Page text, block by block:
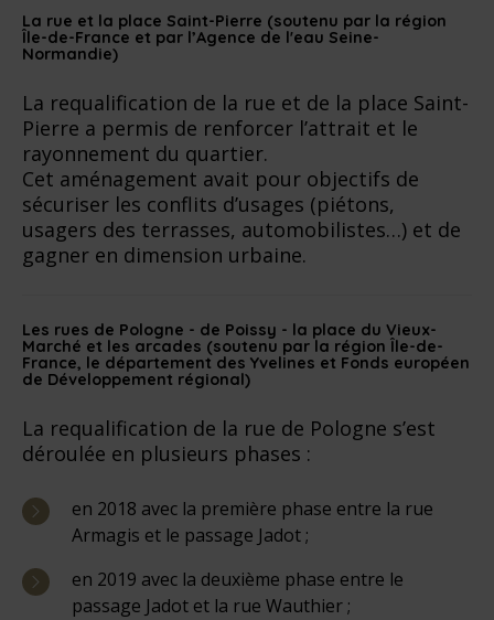
La rue et la place Saint-Pierre (soutenu par la région
Île-de-France et par l’Agence de l'eau Seine-
Normandie)
La requalification de la rue et de la place Saint-
Pierre a permis de renforcer l’attrait et le
rayonnement du quartier.
Cet aménagement avait pour objectifs de
sécuriser les conflits d’usages (piétons,
usagers des terrasses, automobilistes…) et de
gagner en dimension urbaine.
Les rues de Pologne - de Poissy - la place du Vieux-
Marché et les arcades (soutenu par la région Île-de-
France, le département des Yvelines et Fonds européen
de Développement régional)
La requalification de la rue de Pologne s’est
déroulée en plusieurs phases :
en 2018 avec la première phase entre la rue
Armagis et le passage Jadot ;
en 2019 avec la deuxième phase entre le
passage Jadot et la rue Wauthier ;